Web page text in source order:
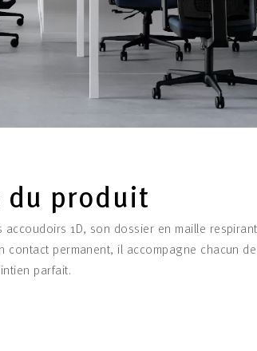
du produit
1D, son dossier en maille
permanent, il accompagne chacun
parfait.